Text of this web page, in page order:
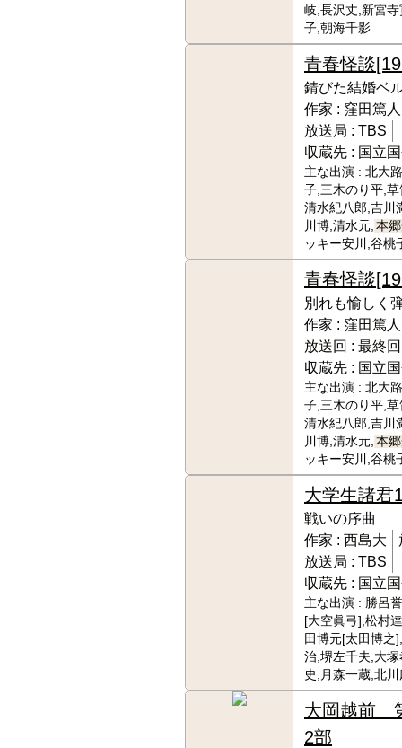
岐,長沢丈,新宮
子,朝海千影
青春怪談
錆びた結婚ベ
作家 : 窪田篤人
放送局 : TBS
収蔵先 : 国立
主な出演 : 北大
子,三木のり平,
清水紀八郎,吉川
川博,清水元, 本
ッキー安川,谷桃
青春怪談
別れも愉しく
作家 : 窪田篤人
放送回 : 最終回
収蔵先 : 国立
主な出演 : 北大
子,三木のり平,
清水紀八郎,吉川
川博,清水元, 本
ッキー安川,谷桃
大学生諸君
戦いの序曲
作家 : 西島大
放送局 : TBS
収蔵先 : 国立
主な出演 : 勝呂
[大空眞弓],松村
田博元[太田博之],
治,堺左千夫,大
史,月森一蔵,北
大岡越前
2部